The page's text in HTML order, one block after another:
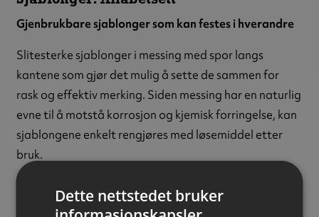
Gjenbrukbare sjablonger som kan festes i hverandre
Slitesterke sjablonger i messing med spor langs
kantene som gjør det mulig å sette de sammen for
rask og effektiv merking. Siden messing har en naturlig
evne til å motstå korrosjon og kjemisk forringelse, kan
sjablongene enkelt rengjøres med løsemiddel etter
bruk.
midtganger, gulv og mye mer.
Dette nettstedet bruker